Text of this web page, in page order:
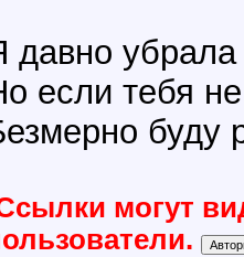
давно убрала
если тебя
буду
могут